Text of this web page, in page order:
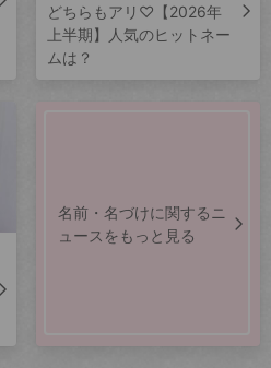
どちらもアリ♡【2026年
上半期】人気のヒットネー
ムは？
名前・名づけに関するニ
ュースをもっと見る